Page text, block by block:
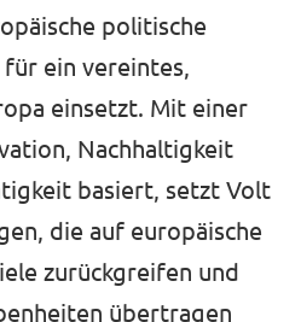
politische
ein vereintes,
einsetzt. Mit einer
Nachhaltigkeit
basiert, setzt Volt
die auf europäische
zurückgreifen und
übertragen